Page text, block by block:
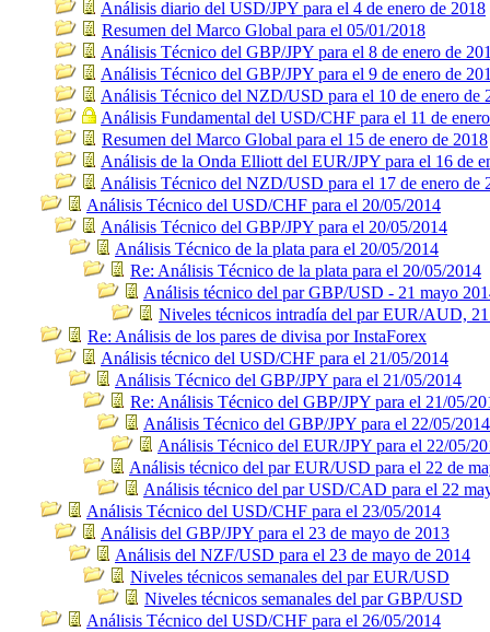
Análisis diario del USD/JPY para el 4 de enero de 2018
Resumen del Marco Global para el 05/01/2018
Análisis Técnico del GBP/JPY para el 8 de enero de
Análisis Técnico del GBP/JPY para el 9 de enero de
Análisis Técnico del NZD/USD para el 10 de enero de
Análisis Fundamental del USD/CHF para el 11 de
Resumen del Marco Global para el 15 de enero de 2018
Análisis de la Onda Elliott del EUR/JPY para el 16 de
Análisis Técnico del NZD/USD para el 17 de enero de
Análisis Técnico del USD/CHF para el 20/05/2014
Análisis Técnico del GBP/JPY para el 20/05/2014
Análisis Técnico de la plata para el 20/05/2014
Re: Análisis Técnico de la plata para el 20/05/2014
Análisis técnico del par GBP/USD - 21 mayo
Niveles técnicos intradía del par EUR/AUD,
Re: Análisis de los pares de divisa por InstaForex
Análisis técnico del USD/CHF para el 21/05/2014
Análisis Técnico del GBP/JPY para el 21/05/2014
Re: Análisis Técnico del GBP/JPY para el 21/05/
Análisis Técnico del GBP/JPY para el 22/05/2014
Análisis Técnico del EUR/JPY para el 22/05/
Análisis técnico del par EUR/USD para el 22 de
Análisis técnico del par USD/CAD para el 22
Análisis Técnico del USD/CHF para el 23/05/2014
Análisis del GBP/JPY para el 23 de mayo de 2013
Análisis del NZF/USD para el 23 de mayo de 2014
Niveles técnicos semanales del par EUR/USD
Niveles técnicos semanales del par GBP/USD
Análisis Técnico del USD/CHF para el 26/05/2014